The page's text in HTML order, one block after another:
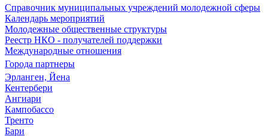
Справочник муниципальных учреждений молодежной сферы
Календарь мероприятий
Молодежные общественные структуры
Реестр НКО - получателей поддержки
Международные отношения
Города партнеры
Эрланген, Йена
Кентербери
Ангиари
Кампобассо
Тренто
Бари